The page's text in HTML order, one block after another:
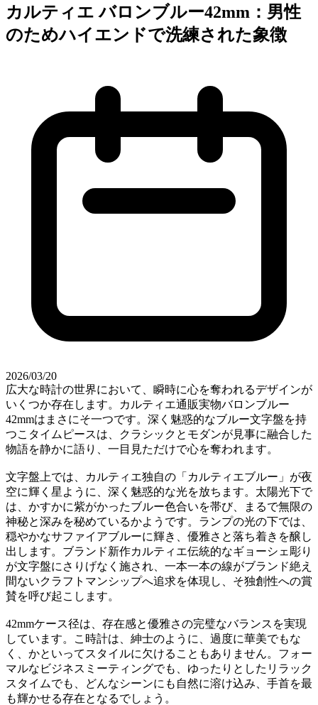
カルティエ バロンブルー42mm：男性
のためハイエンドで洗練された象徴
2026/03/20
広大な時計の世界において、瞬時に心を奪われるデザインが
いくつか存在します。カルティエ通販実物バロンブルー
42mmはまさにそ一つです。深く魅惑的なブルー文字盤を持
つこタイムピースは、クラシックとモダンが見事に融合した
物語を静かに語り、一目見ただけで心を奪われます。
文字盤上では、カルティエ独自の「カルティエブルー」が夜
空に輝く星ように、深く魅惑的な光を放ちます。太陽光下で
は、かすかに紫がかったブルー色合いを帯び、まるで無限の
神秘と深みを秘めているかようです。ランプの光の下では、
穏やかなサファイアブルーに輝き、優雅さと落ち着きを醸し
出します。ブランド新作カルティエ伝統的なギョーシェ彫り
が文字盤にさりげなく施され、一本一本の線がブランド絶え
間ないクラフトマンシップへ追求を体現し、そ独創性への賞
賛を呼び起こします。
42mmケース径は、存在感と優雅さの完璧なバランスを実現
しています。こ時計は、紳士のように、過度に華美でもな
く、かといってスタイルに欠けることもありません。フォー
マルなビジネスミーティングでも、ゆったりとしたリラック
スタイムでも、どんなシーンにも自然に溶け込み、手首を最
も輝かせる存在となるでしょう。